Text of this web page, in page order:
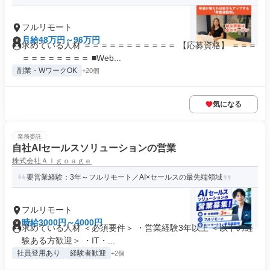
フルリモート
月給48万円～96万円
求めている人材 ＝＝＝＝＝＝＝＝＝＝＝ 【応募資格】 ＝＝＝
＝＝＝＝＝＝＝＝ ■Web...
副業・WワークOK +20個
気になる
業務委託
自社AIセールスソリューションの営業
株式会社Ａｌｇｏａｇｅ
要営業経験：3年～フルリモート／AI×セールスの最先端領域
フルリモート
時給3000円～4000円
求めている人材 ＜必須要件＞ ・営業経験3年以上 ＜以下の経
験ある方歓迎＞ ・IT・...
社員登用あり 経験者歓迎 +2個